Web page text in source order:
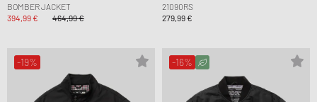
BOMBER JACKET
394,99 €
464,99 €
21090RS
279,99 €
-19% -16%